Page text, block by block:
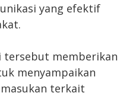
yang efektif
tersebut memberikan
menyampaikan
terkait